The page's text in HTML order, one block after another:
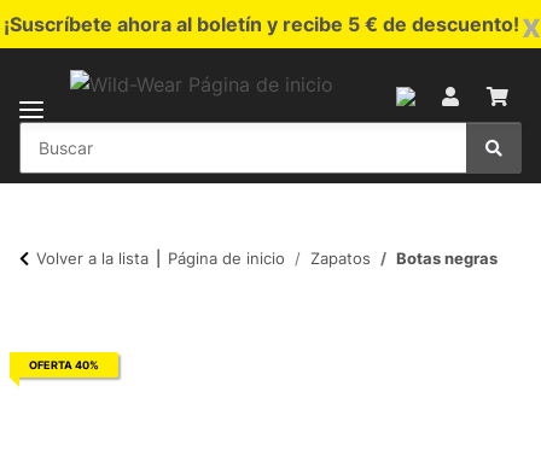
x
¡Suscríbete ahora al boletín y recibe 5 € de descuento!
Volver a la lista Página de inicio Zapatos Botas negras
OFERTA 40%